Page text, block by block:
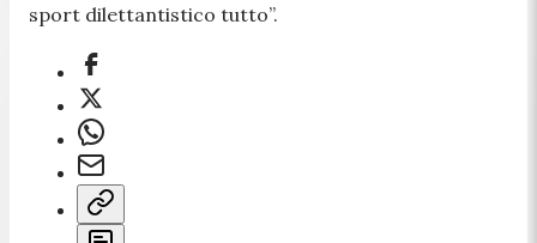
sport dilettantistico tutto”.